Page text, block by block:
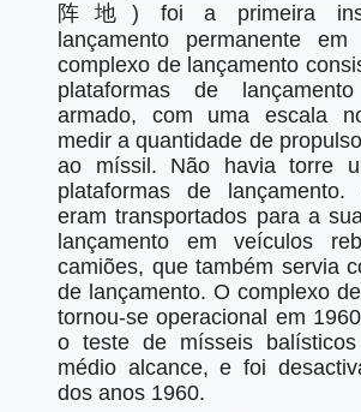
阵地) foi a primeira
lançamento permanente
complexo de lançamento
plataformas de
armado, com uma escala
medir a quantidade de
ao míssil. Não havia torre
plataformas de
eram transportados para a
lançamento em veículos
camiões, que também servia
de lançamento. O complexo
tornou-se operacional em
o teste de mísseis
médio alcance, e foi
dos anos 1960.